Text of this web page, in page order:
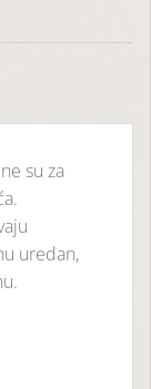
su za
uredan,